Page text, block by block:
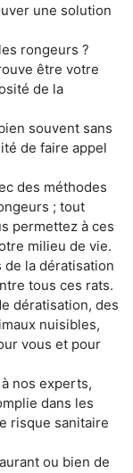
une solution
rongeurs ?
être votre
de la
souvent sans
de faire appel
des méthodes
; tout
permettez à ces
milieu de vie.
la dératisation
tous ces rats.
dératisation, des
nuisibles,
vous et pour
nos experts,
dans les
risque sanitaire
ou bien de